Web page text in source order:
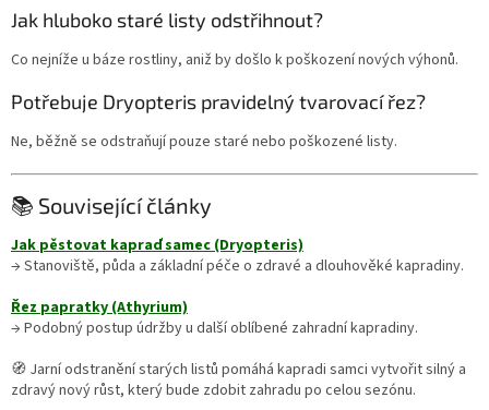
Jak hluboko staré listy odstřihnout?
Co nejníže u báze rostliny, aniž by došlo k poškození nových výhonů.
Potřebuje Dryopteris pravidelný tvarovací řez?
Ne, běžně se odstraňují pouze staré nebo poškozené listy.
📚 Související články
Jak pěstovat kapraď samec (Dryopteris)
→ Stanoviště, půda a základní péče o zdravé a dlouhověké kapradiny.
Řez papratky (Athyrium)
→ Podobný postup údržby u další oblíbené zahradní kapradiny.
🧭 Jarní odstranění starých listů pomáhá kapradi samci vytvořit silný a
zdravý nový růst, který bude zdobit zahradu po celou sezónu.